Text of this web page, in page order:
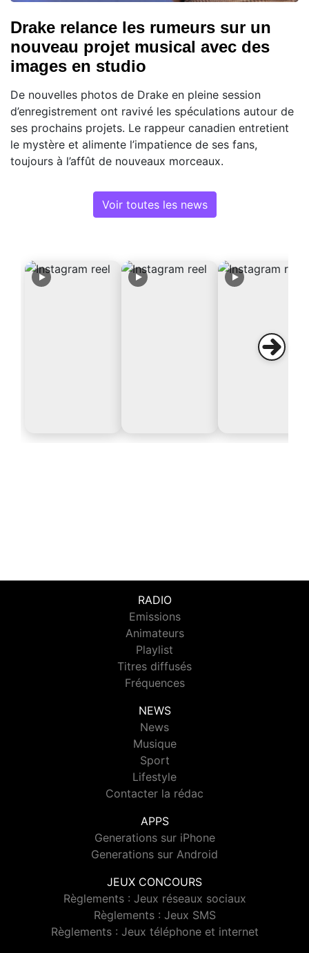
Drake relance les rumeurs sur un
nouveau projet musical avec des
images en studio
De nouvelles photos de Drake en pleine session
d’enregistrement ont ravivé les spéculations autour de
ses prochains projets. Le rappeur canadien entretient
le mystère et alimente l’impatience de ses fans,
toujours à l’affût de nouveaux morceaux.
Voir toutes les news
RADIO
Emissions
Animateurs
Playlist
Titres diffusés
Fréquences
NEWS
News
Musique
Sport
Lifestyle
Contacter la rédac
APPS
Generations sur iPhone
Generations sur Android
JEUX CONCOURS
Règlements : Jeux réseaux sociaux
Règlements : Jeux SMS
Règlements : Jeux téléphone et internet